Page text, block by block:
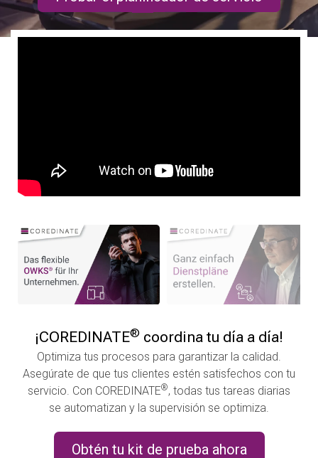
¡COREDINATE® coordina tu día a día!
Optimiza tus procesos para garantizar la calidad.
Asegúrate de que tus clientes estén satisfechos con tu
servicio. Con COREDINATE®, todas tus tareas diarias
se automatizan y la supervisión se optimiza.
Obtén tu kit de prueba ahora